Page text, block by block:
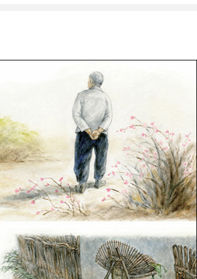
찬찬히 산에 오르며 만난 작은 생명
하고 있습니다. 일상에서 가구와 의
없는 물건을 되살려 쓸모 있게 만드
다. 환경에 무해한 삶을 위해 오늘도
부부가 소박하게 사는 이야기를 『조
공 인테리어』 책으로 펴냈습니다. 함
『설악산일기』, 『아기별』, 『살림살
파도 소리』, 『폭죽소리』 등이 있습
마을에서, 흙과 더 가까워지는 삶을 실
’를 짓고 자연에서 인연을 맺어 그린